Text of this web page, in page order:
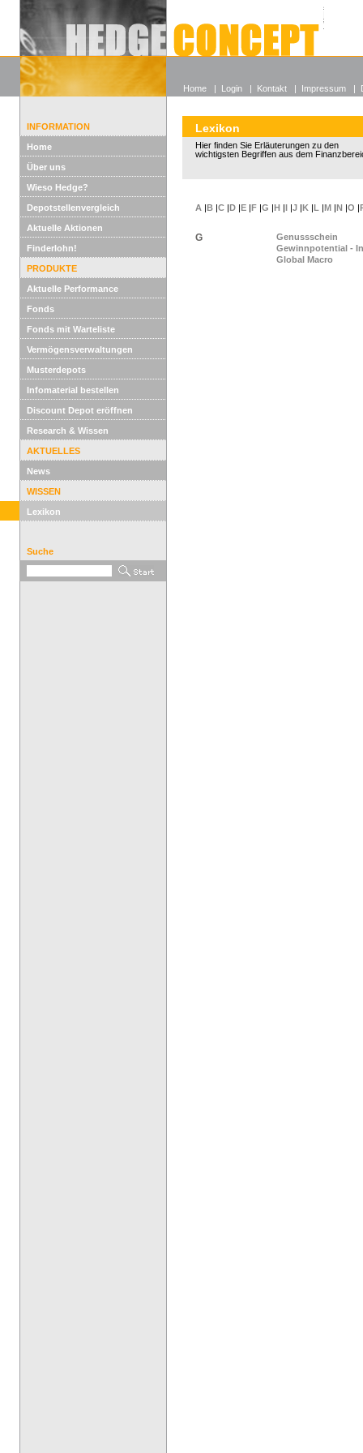
Alle
Wieso
INFORMATION
Home
Über uns
Wieso Hedge?
Depotstellenvergleich
Aktuelle Aktionen
Finderlohn!
PRODUKTE
Aktuelle Performance
Fonds
Fonds mit Warteliste
Vermögensverwaltungen
Musterdepots
Infomaterial bestellen
Discount Depot eröffnen
Research & Wissen
AKTUELLES
News
WISSEN
Lexikon
Suche
Lexikon
Hier finden Sie Erläuterungen zu den
wichtigsten Begriffen aus dem
A |B |C |D |E |F |G |H |I |J |K |L |M |N |O |
G
Genussschein
Gewinnpotential -
Global Macro
Home | Login | Kontakt | Impressum |